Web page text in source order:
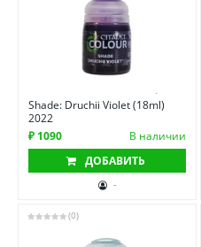
Shade: Druchii Violet (18ml)
2022
₽ 1090
В наличии
ДОБАВИТЬ
-
(0)